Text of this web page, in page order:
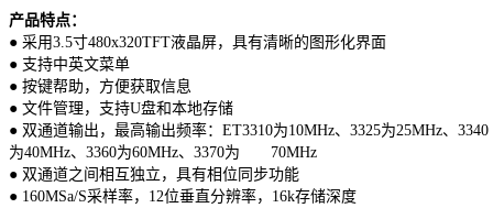
产品特点：
● 采用3.5寸480x320TFT液晶屏，具有清晰的图形化界面
● 支持中英文菜单
● 按键帮助，方便获取信息
● 文件管理，支持U盘和本地存储
● 双通道输出，最高输出频率：ET3310为10MHz、3325为25MHz、3340
为40MHz、3360为60MHz、3370为 70MHz
● 双通道之间相互独立，具有相位同步功能
● 160MSa/S采样率，12位垂直分辨率，16k存储深度